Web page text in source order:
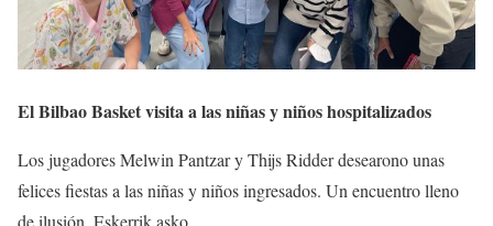
El Bilbao Basket visita a las niñas y niños hospitalizados
Los jugadores Melwin Pantzar y Thijs Ridder desearono unas
felices fiestas a las niñas y niños ingresados. Un encuentro lleno
de ilusión. Eskerrik asko.